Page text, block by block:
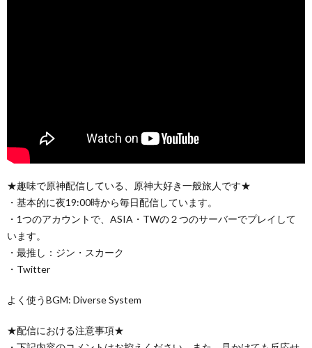
★趣味で原神配信している、原神大好き一般旅人です★
・基本的に夜19:00時から毎日配信しています。
・1つのアカウントで、ASIA・TWの２つのサーバーでプレイして
います。
・最推し：ジン・スカーク
・Twitter
よく使うBGM: Diverse System
★配信における注意事項★